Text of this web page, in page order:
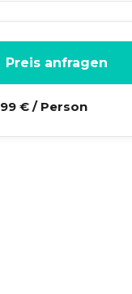
Preis anfragen
99 € / Person